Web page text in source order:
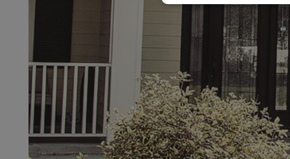
Niezbędne
Niezbędne
Niezbędne pliki cookie
zarządzanie kontem. Bez
Nazwa